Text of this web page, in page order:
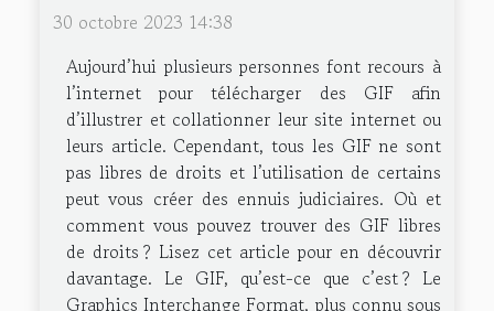
30 octobre 2023 14:38
Aujourd’hui plusieurs personnes font recours à
l’internet pour télécharger des GIF afin
d’illustrer et collationner leur site internet ou
leurs article. Cependant, tous les GIF ne sont
pas libres de droits et l’utilisation de certains
peut vous créer des ennuis judiciaires. Où et
comment vous pouvez trouver des GIF libres
de droits ? Lisez cet article pour en découvrir
davantage. Le GIF, qu’est-ce que c’est ? Le
Graphics Interchange Format, plus connu sous